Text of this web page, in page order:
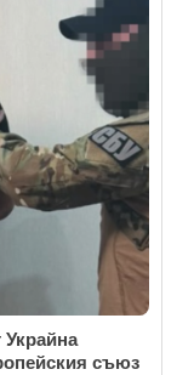
Украйна
съюз